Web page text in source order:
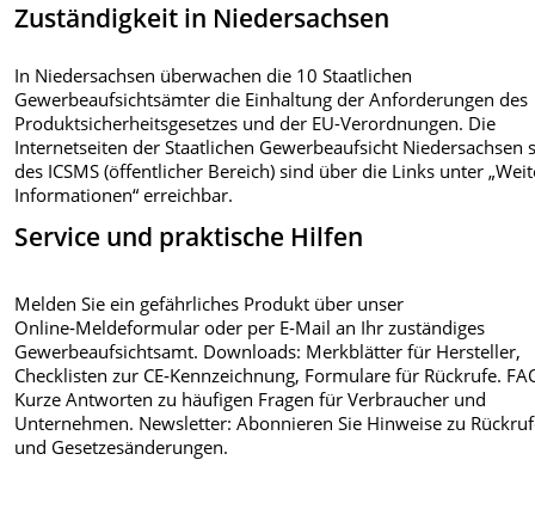
Zuständigkeit in Niedersachsen
In Niedersachsen überwachen die 10 Staatlichen
Gewerbeaufsichtsämter die Einhaltung der Anforderungen des
Produktsicherheitsgesetzes und der EU-Verordnungen. Die
Internetseiten der Staatlichen Gewerbeaufsicht Niedersachsen
des ICSMS (öffentlicher Bereich) sind über die Links unter
Informationen“ erreichbar.
Service und praktische Hilfen
Melden Sie ein gefährliches Produkt über unser
Online‑Meldeformular oder per E‑Mail an Ihr zuständiges
Gewerbeaufsichtsamt. Downloads: Merkblätter für Hersteller,
Checklisten zur CE‑Kennzeichnung, Formulare für Rückrufe.
Kurze Antworten zu häufigen Fragen für Verbraucher und
Unternehmen. Newsletter: Abonnieren Sie Hinweise zu
und Gesetzesänderungen.